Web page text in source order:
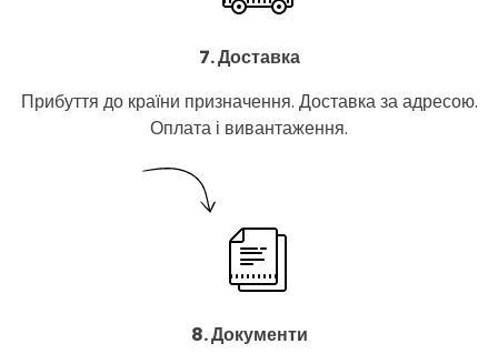
7. Доставка
Прибуття до країни призначення. Доставка за адресою.
Оплата і вивантаження.
8. Документи